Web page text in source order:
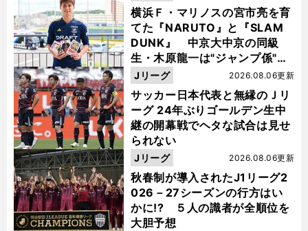
横浜Ｆ・マリノスの宮市亮を育
てた『NARUTO』と『SLAM
DUNK』 中京大中京の同級
生・木原龍一は"ジャンプ係"だ
った
サッカー日本代表と無縁のＪリ
ーグ 24年ぶりゴールデン生中
継の開幕戦でヘタな試合は見せ
られない
2026.08.06更新
Jリーグ
秋春制が導入されたJ1リーグ2
026－27シーズンの行方はい
かに!? ５人の識者が全順位を
大胆予想
2026.08.06更新
Jリーグ